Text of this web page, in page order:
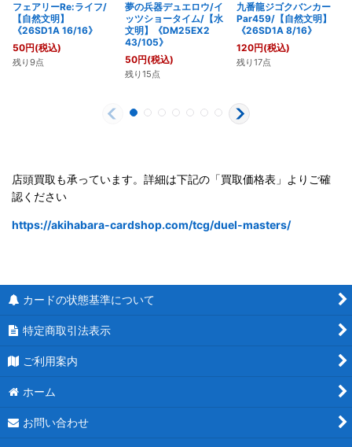
フェアリーRe:ライフ/
【自然文明】
《26SD1A 16/16》
50円(税込)
残り9点
夢の兵器デュエロウ/イ
ッツショータイム/【水
文明】《DM25EX2
43/105》
50円(税込)
残り15点
九番龍ジゴクバンカー
Par459/【自然文明】
《26SD1A 8/16》
120円(税込)
残り17点
店頭買取も承っています。詳細は下記の「買取価格表」よりご確
認ください
https://akihabara-cardshop.com/tcg/duel-masters/
カードの状態基準について
特定商取引法表示
ご利用案内
ホーム
お問い合わせ